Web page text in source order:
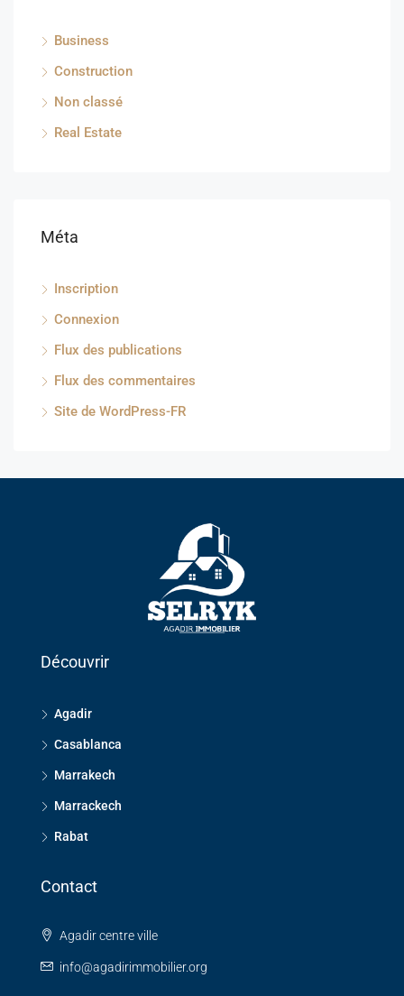
Business
Construction
Non classé
Real Estate
Méta
Inscription
Connexion
Flux des publications
Flux des commentaires
Site de WordPress-FR
Découvrir
Agadir
Casablanca
Marrakech
Marrackech
Rabat
Contact
Agadir centre ville
info@agadirimmobilier.org